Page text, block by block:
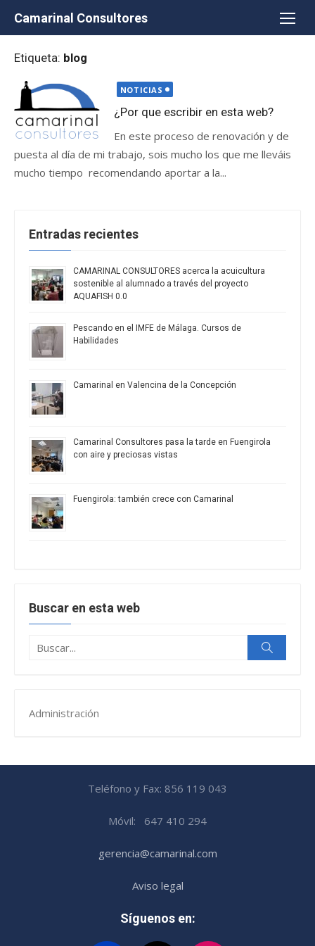
Camarinal Consultores
Etiqueta: blog
Publicada
el
NOTICIAS
¿Por que escribir en esta web?
En este proceso de renovación y de
puesta al día de mi trabajo, sois mucho los que me lleváis
mucho tiempo recomendando aportar a la...
Entradas recientes
CAMARINAL CONSULTORES acerca la acuicultura
sostenible al alumnado a través del proyecto
AQUAFISH 0.0
Pescando en el IMFE de Málaga. Cursos de
Habilidades
Camarinal en Valencina de la Concepción
Camarinal Consultores pasa la tarde en Fuengirola
con aire y preciosas vistas
Fuengirola: también crece con Camarinal
Buscar en esta web
Buscar:
Administración
Teléfono y Fax: 856 119 043
Móvil: 647 410 294
gerencia@camarinal.com
Aviso legal
Síguenos en: